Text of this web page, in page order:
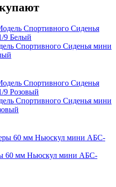
Спортивного Сиденья мини
Спортивного Сиденья мини
60 мм Ньюскул мини АБС-